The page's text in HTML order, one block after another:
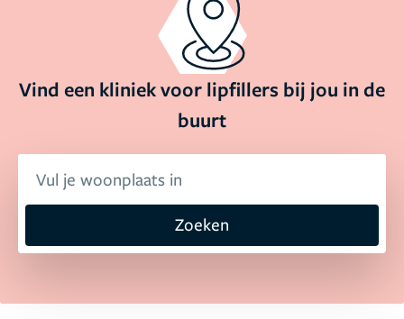
Vind een kliniek voor lipfillers bij jou in de
buurt
Zoeken